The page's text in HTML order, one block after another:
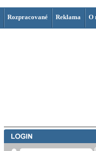
Rozpracované Reklama O